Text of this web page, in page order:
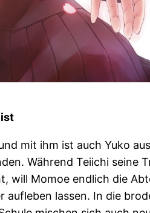
mit ihm ist auch Yuko
Während Teiichi seine
will Momoe endlich die
aufleben lassen. In die